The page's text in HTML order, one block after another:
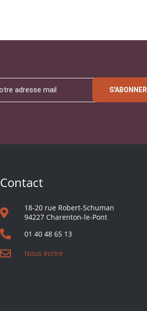
S'ABONNER
Contact
18-20 rue Robert-Schuman
94227 Charenton-le-Pont
01 40 48 65 13
Nous écrire